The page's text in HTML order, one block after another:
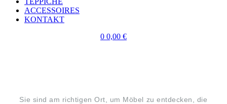
ACCESSOIRES
KONTAKT
0 0,00 €
Sie sind am richtigen Ort, um Möbel zu entdecken, die